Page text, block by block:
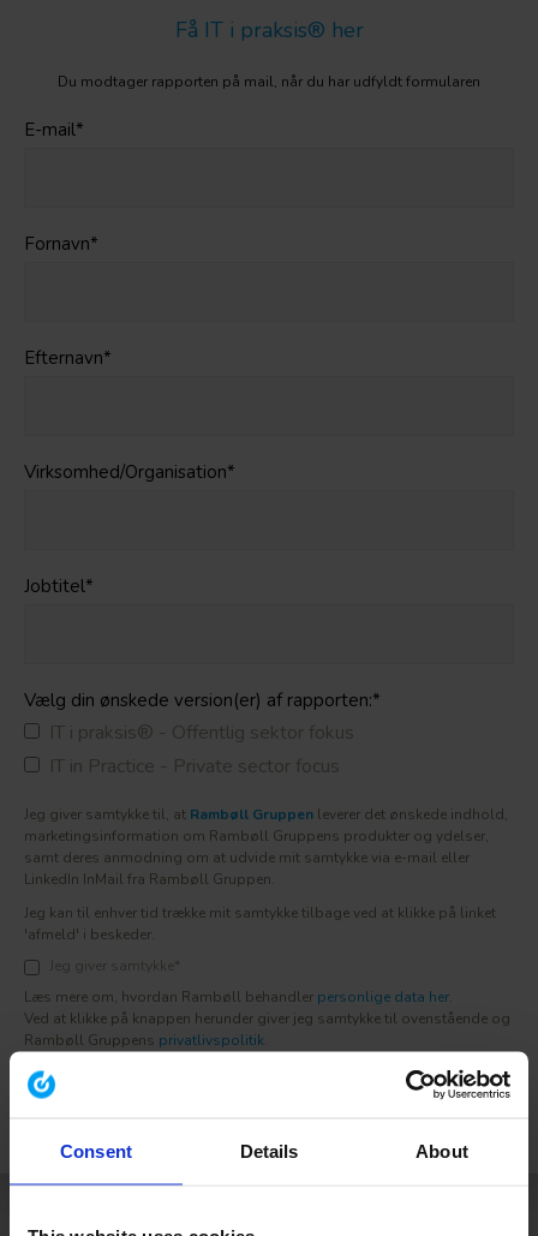
Consent Details About
Få IT i praksis® her
Du modtager rapporten på mail, når du har udfyldt formularen
E-mail*
Fornavn*
Efternavn*
Virksomhed/Organisation*
Jobtitel*
Vælg din ønskede version(er) af rapporten:*
IT i praksis® - Offentlig sektor fokus
IT in Practice - Private sector focus
Jeg giver samtykke til, at Rambøll Gruppen leverer det ønskede indhold,
marketingsinformation om Rambøll Gruppens produkter og ydelser,
samt deres anmodning om at udvide mit samtykke via e-mail eller
LinkedIn InMail fra Rambøll Gruppen.
Jeg kan til enhver tid trække mit samtykke tilbage ved at klikke på linket
'afmeld' i beskeder.
Jeg giver samtykke *
Læs mere om, hvordan Rambøll behandler personlige data her.
Ved at klikke på knappen herunder giver jeg samtykke til ovenstående og
Rambøll Gruppens privatlivspolitik.